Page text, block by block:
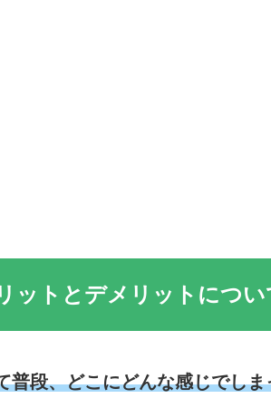
ットとデメリットについ
普段、どこにどんな感じでし